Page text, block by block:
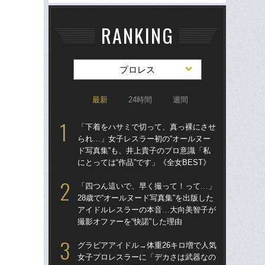
RANKING
プロレス
最新 24時間 週間
「下着をハサミで切って、真っ裸にさせ
られ…」女子レスラー初の“オールヌー
ド写真集”も、井上貴子のプロ意識「私
にとっては“作品”です」《全女BEST》
「四つん這いで、早く撮って！って…」
28歳で“オールヌード写真集”を出版した
アイドルレスラーの本音…大向美智子が
撮影オファーを“快諾”した理由
グラビアアイドル→体重26キロ増で人気
女子プロレスラーに「デカさは武器なの